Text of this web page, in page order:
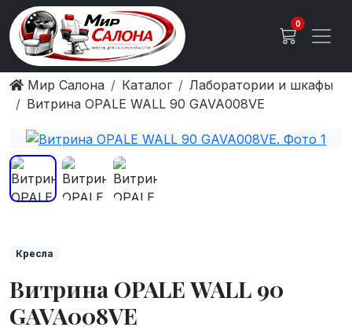
0
Мир Салона Каталог
Лаборатории и шкафы
Витрина OPALE WALL 90 GAVA008VE
Кресла
Витрина OPALE WALL 90
GAVA008VE